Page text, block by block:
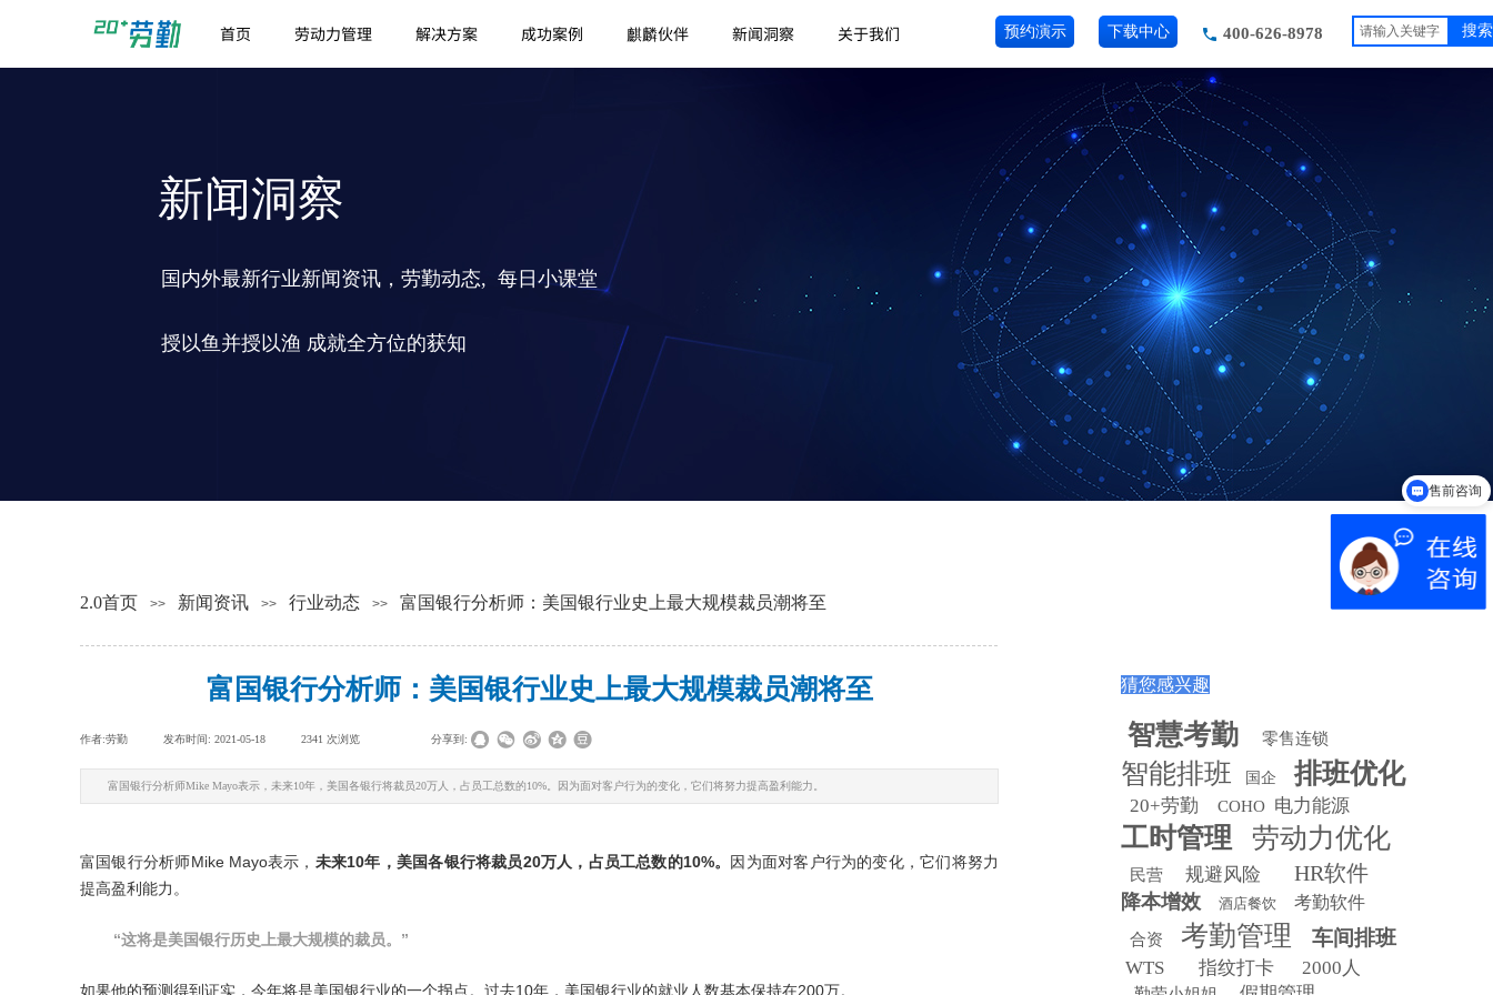
400-626-8978
预约演示 下载中心
首页 劳动力管理 解决方案 成功案例 麒麟伙伴 新闻洞察 关于我们 搜索
国内外最新行业新闻资讯，劳勤动态, 每日小课堂
授以鱼并授以渔 成就全方位的获知
新闻洞察
2.0首页 >> 新闻资讯 >> 行业动态 >> 富国银行分析师：美国银行业史上最大规模裁员潮将至
富国银行分析师：美国银行业史上最大规模裁员潮将至
作者:劳勤 发布时间: 2021-05-18 2341 次浏览 分享到:
富国银行分析师Mike Mayo表示，未来10年，美国各银行将裁员20万人，占员工总数的10%。因为面对客户行为的变化，它们将努力提高盈利能力。
富国银行分析师Mike Mayo表示， 未来10年，美国各银行将裁员20万人，占员工总数的10%。 因为面对客户行为的变化，它们将努力
提高盈利能力。
“这将是美国银行历史上最大规模的裁员。”
如果他的预测得到证实，今年将是美国银行业的一个拐点。过去10年，美国银行业的就业人数基本保持在200万。
猜您感兴趣
智慧考勤 零售连锁
智能排班 国企 排班优化
20+劳勤 COHO 电力能源
工时管理 劳动力优化
民营 规避风险 HR软件
降本增效 酒店餐饮 考勤软件
合资 考勤管理 车间排班
WTS 指纹打卡 2000人
售前咨询